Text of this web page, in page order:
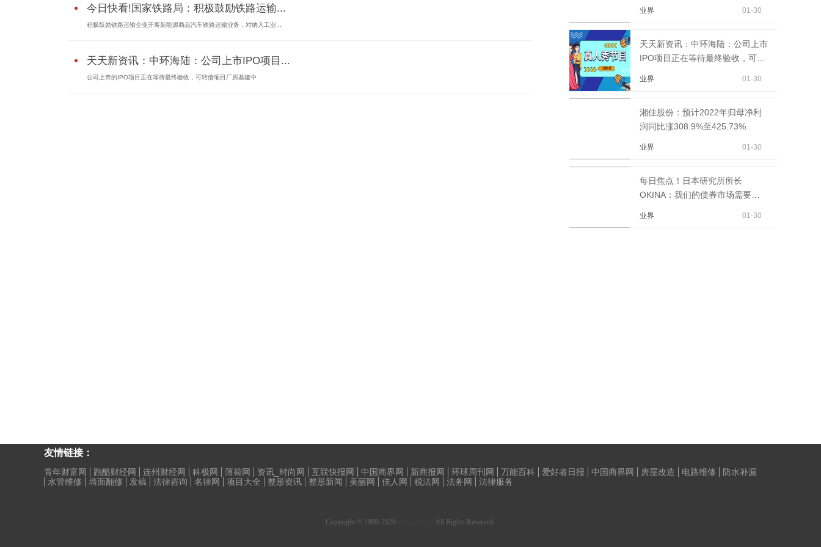
今日快看!国家铁路局：积极鼓励铁路运输...
积极鼓励铁路运输企业开展新能源商品汽车铁路运输业务，对纳入工业...
天天新资讯：中环海陆：公司上市IPO项目...
公司上市的IPO项目正在等待最终验收，可转债项目厂房基建中
业界 01-30
天天新资讯：中环海陆：公司上市
IPO项目正在等待最终验收，可转
业界 01-30
湘佳股份：预计2022年归母净利
润同比涨308.9%至425.73%
业界 01-30
每日焦点！日本研究所所长
OKINA：我们的债券市场需要正
业界 01-30
友情链接：
青年财富网 跑酷财经网 连州财经网 科极网 薄荷网 资讯_时尚网 互联快报网 中国商界网 新商报网 环球周刊网 万能百科 爱好者日报 中国商界网 房屋改造 电路维修
防水补漏
水管维修
墙面翻修 发稿 法律咨询 名律网 项目大全 整形资讯 整形新闻 美丽网 佳人网 税法网 法务网 法律服务
Copyright © 1999-2020 All Rights Reserved